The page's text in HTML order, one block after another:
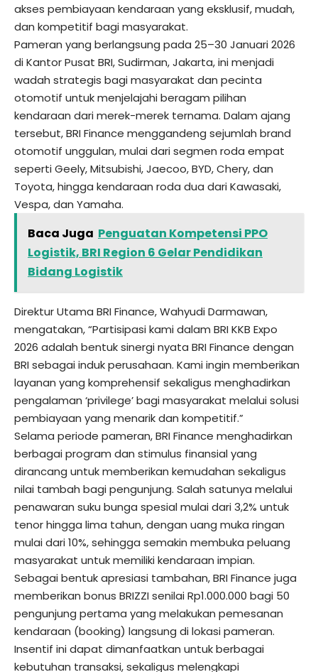
akses pembiayaan kendaraan yang eksklusif, mudah,
dan kompetitif bagi masyarakat.
Pameran yang berlangsung pada 25–30 Januari 2026
di Kantor Pusat BRI, Sudirman, Jakarta, ini menjadi
wadah strategis bagi masyarakat dan pecinta
otomotif untuk menjelajahi beragam pilihan
kendaraan dari merek-merek ternama. Dalam ajang
tersebut, BRI Finance menggandeng sejumlah brand
otomotif unggulan, mulai dari segmen roda empat
seperti Geely, Mitsubishi, Jaecoo, BYD, Chery, dan
Toyota, hingga kendaraan roda dua dari Kawasaki,
Vespa, dan Yamaha.
Baca Juga Penguatan Kompetensi PPO
Logistik, BRI Region 6 Gelar Pendidikan
Bidang Logistik
Direktur Utama BRI Finance, Wahyudi Darmawan,
mengatakan, “Partisipasi kami dalam BRI KKB Expo
2026 adalah bentuk sinergi nyata BRI Finance dengan
BRI sebagai induk perusahaan. Kami ingin memberikan
layanan yang komprehensif sekaligus menghadirkan
pengalaman ‘privilege’ bagi masyarakat melalui solusi
pembiayaan yang menarik dan kompetitif.”
Selama periode pameran, BRI Finance menghadirkan
berbagai program dan stimulus finansial yang
dirancang untuk memberikan kemudahan sekaligus
nilai tambah bagi pengunjung. Salah satunya melalui
penawaran suku bunga spesial mulai dari 3,2% untuk
tenor hingga lima tahun, dengan uang muka ringan
mulai dari 10%, sehingga semakin membuka peluang
masyarakat untuk memiliki kendaraan impian.
Sebagai bentuk apresiasi tambahan, BRI Finance juga
memberikan bonus BRIZZI senilai Rp1.000.000 bagi 50
pengunjung pertama yang melakukan pemesanan
kendaraan (booking) langsung di lokasi pameran.
Insentif ini dapat dimanfaatkan untuk berbagai
kebutuhan transaksi, sekaligus melengkapi